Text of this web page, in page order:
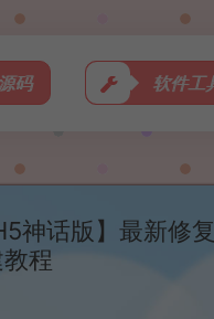
码 软件
神话版】最新修
程